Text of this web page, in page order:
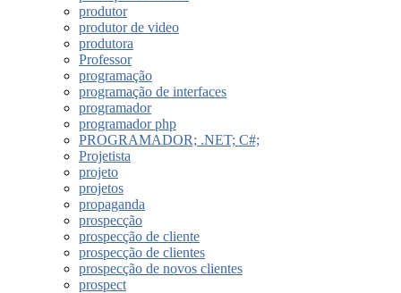
produtor
produtor de video
produtora
Professor
programação
programação de interfaces
programador
programador php
PROGRAMADOR; .NET; C#;
Projetista
projeto
projetos
propaganda
prospecção
prospecção de cliente
prospecção de clientes
prospecção de novos clientes
prospect